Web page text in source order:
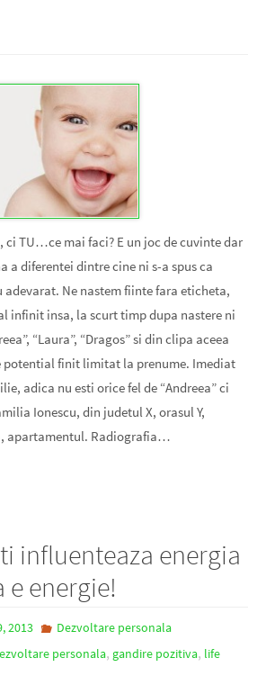
ci TU…ce mai faci? E un joc de cuvinte dar
a diferentei dintre cine ni s-a spus ca
adevarat. Ne nastem fiinte fara eticheta,
infinit insa, la scurt timp dupa nastere ni
“Laura”, “Dragos” si din clipa aceea
finit limitat la prenume. Imediat
adica nu esti orice fel de “Andreea” ci
Ionescu, din judetul X, orasul Y,
apartamentul. Radiografia…
influenteaza energia
energie!
2013
Dezvoltare personala
personala, gandire pozitiva, life